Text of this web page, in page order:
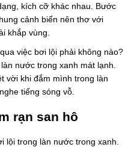
kích cỡ khác nhau. Bước
cảnh biển nên thơ với
khắp vùng.
việc bơi lội phải không nào?
nước trong xanh mát lạnh.
vời khi đắm mình trong làn
tiếng sóng vỗ.
rạn san hô
lội trong làn nước trong xanh.